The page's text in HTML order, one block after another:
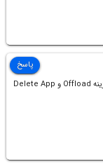
چرا تو قسمت iPhone Storage گزینه Offload و Delete App
پاسخ